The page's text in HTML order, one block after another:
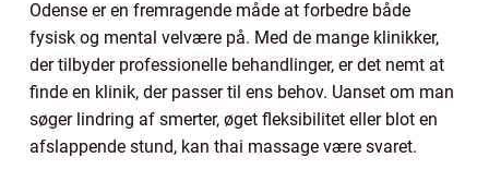
Odense er en fremragende måde at forbedre både
fysisk og mental velvære på. Med de mange klinikker,
der tilbyder professionelle behandlinger, er det nemt at
finde en klinik, der passer til ens behov. Uanset om man
søger lindring af smerter, øget fleksibilitet eller blot en
afslappende stund, kan thai massage være svaret.